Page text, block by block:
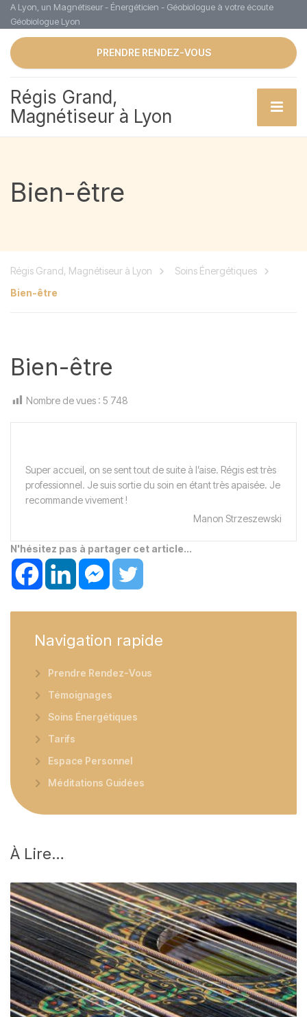
A Lyon, un Magnétiseur - Énergéticien - Géobiologue à votre écoute
Géobiologue Lyon
PRENDRE RENDEZ-VOUS
Régis Grand,
Magnétiseur à Lyon
Bien-être
Régis Grand, Magnétiseur à Lyon
Soins Énergétiques
Bien-être
Bien-être
Nombre de vues : 5 748
Super accueil, on se sent tout de suite à l’aise. Régis est très
professionnel. Je suis sortie du soin en étant très apaisée. Je
recommande vivement !
Manon Strzeszewski
N'hésitez pas à partager cet article...
Navigation rapide
Prendre Rendez-Vous
Témoignages
Soins Énergétiques
Tarifs
Espace Personnel
Méditations Guidées
À Lire…